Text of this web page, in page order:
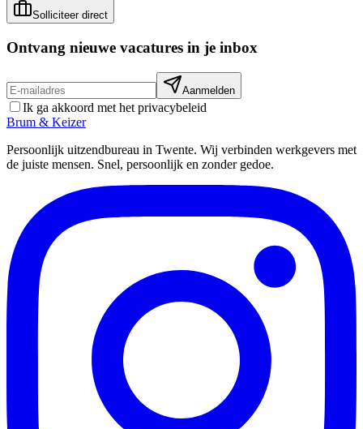
Solliciteer direct
Ontvang nieuwe vacatures in je inbox
Aanmelden
Ik ga akkoord met het privacybeleid
Brum & Keizer
Persoonlijk uitzendbureau in Twente. Wij verbinden werkgevers met
de juiste mensen. Snel, persoonlijk en zonder gedoe.